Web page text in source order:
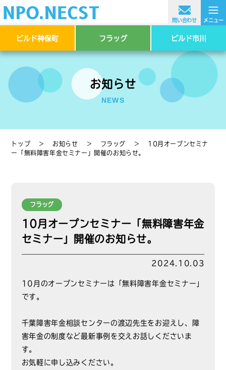
≡
メニュー
問い合わせ
ビルド神保町 フラッグ ビルド市川
お知らせ
NEWS
トップ ＞ お知らせ ＞ フラッグ ＞ 10月オープンセミナ
ー「無料障害年金セミナー」開催のお知らせ。
フラッグ
10月オープンセミナー「無料障害年金
セミナー」開催のお知らせ。
2024.10.03
10月のオープンセミナーは「無料障害年金セミナー」
です。
千葉障害年金相談センターの渡辺先生をお迎えし、障
害年金の制度など最新事例を交えお話しくださいま
す。
お気軽に申し込みください。